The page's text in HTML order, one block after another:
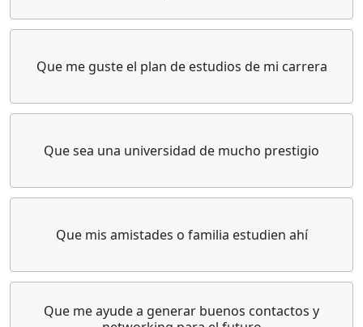
Que me guste el plan de estudios de mi carrera
Que sea una universidad de mucho prestigio
Que mis amistades o familia estudien ahí
Que me ayude a generar buenos contactos y